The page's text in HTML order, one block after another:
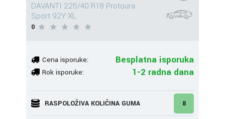
DAVANTI 225/40 R18 Protoura
Sport 92Y XL
0
Cena isporuke: Besplatna isporuka
Rok isporuke: 1-2 radna dana
RASPOLOŽIVA KOLIČINA GUMA 8